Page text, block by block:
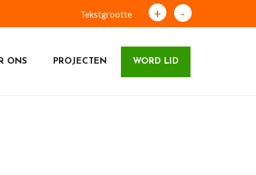
Tekstgrootte + -
ONS PROJECTEN WORD LID